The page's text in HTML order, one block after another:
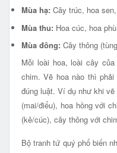
Mùa hạ: Cây trúc, hoa
Mùa thu: Hoa cúc, hoa
Mùa đông: Cây thông
Mỗi loài hoa, loài cây
chim. Vẽ hoa nào thì
đúng luật. Ví dụ như khi
(mai/điểu), hoa hồng với
(kê/cúc), cây thông với
Bộ tranh tứ quý phổ biến